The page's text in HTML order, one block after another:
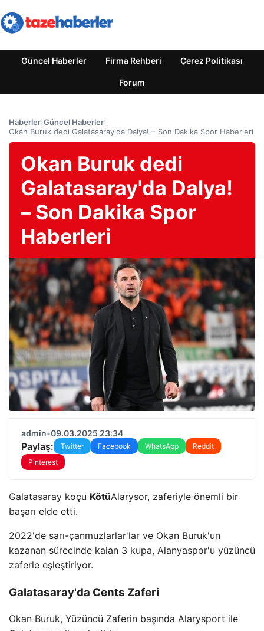
Güncel Haberler Firma Rehberi Çerez Politikası
Forum
Haberler›Güncel Haberler›
Okan Buruk dedi Galatasaray'da Dalya! – Son Dakika Spor Haberleri
Okan Buruk dedi
Galatasaray'da Dalya!
– Son Dakika Spor
Haberleri
admin•09.03.2025 23:34
Paylaş: Twitter Facebook WhatsApp
Reddit
Pinterest
Galatasaray koçu KötüAlarysor, zaferiyle önemli bir
başarı elde etti.
2022'de sarı-çanmuzlarlar'lar ve Okan Buruk'un
kazanan sürecinde kalan 3 kupa, Alanyaspor'u yüzüncü
zaferle eşleştiriyor.
Galatasaray'da Cents Zaferi
Okan Buruk, Yüzüncü Zaferin başında Alarysport ile